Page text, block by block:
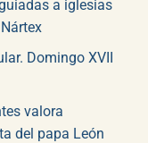
a iglesias
Domingo XVII
valora
del papa León